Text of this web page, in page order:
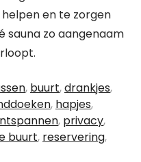
en te zorgen
sauna zo aangenaam
, buurt,drankjes,
, hapjes,
, privacy,
buurt, reservering,